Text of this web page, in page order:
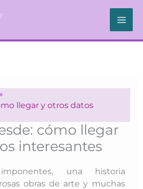
llegar y otros datos
cómo llegar
interesantes
una historia
obras de arte y muchas